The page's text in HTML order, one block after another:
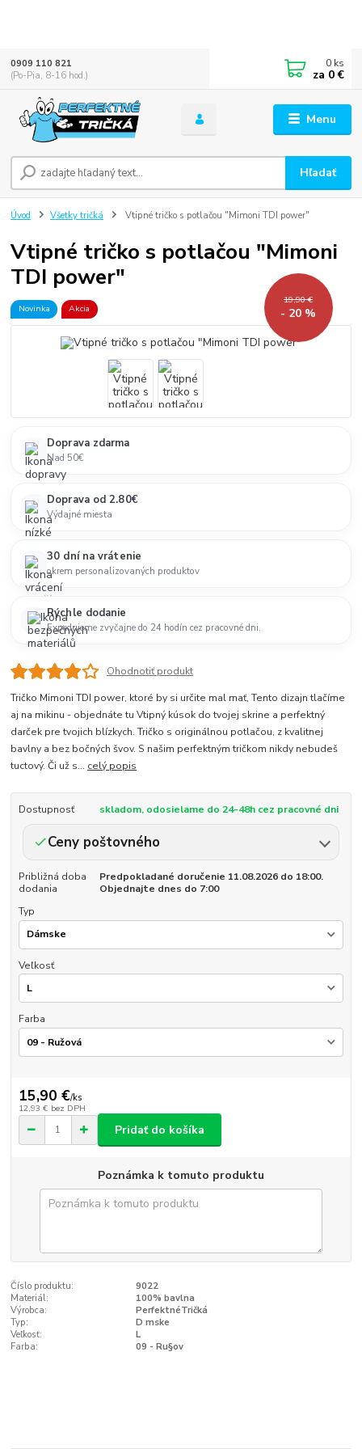
Menu
Hľadať
0909 110 821
(Po-Pia, 8-16 hod.)
0 ks
za 0 €
Úvod Všetky tričká Vtipné tričko s potlačou "Mimoni TDI power"
Vtipné tričko s potlačou "Mimoni
TDI power"
Novinka Akcia
19,90 €
- 20 %
Doprava zdarma
Nad 50€
Doprava od 2.80€
Výdajné miesta
30 dní na vrátenie
okrem personalizovaných produktov
Rýchle dodanie
Expedujeme zvyčajne do 24 hodín cez pracovné dni.
Ohodnotiť produkt
Tričko Mimoni TDI power, ktoré by si určite mal mať, Tento dizajn tlačíme
aj na mikinu - objednáte tu Vtipný kúsok do tvojej skrine a perfektný
darček pre tvojich blízkych. Tričko s originálnou potlačou, z kvalitnej
bavlny a bez bočných švov. S našim perfektným tričkom nikdy nebudeš
tuctový. Či už s... celý popis
Dostupnosť skladom, odosielame do 24-48h cez pracovné dni
Ceny poštovného
Približná doba
dodania
Predpokladané doručenie 11.08.2026 do 18:00.
Objednajte dnes do 7:00
Typ
Veľkosť
Farba
15,90 €/ks
12,93 € bez DPH
Pridať do košíka
Poznámka k tomuto produktu
Číslo produktu:
9022
Materiál:
100% bavlna
Výrobca:
PerfektnéTričká
Typ:
D mske
Veľkosť:
L
Farba:
09 - Ru§ov